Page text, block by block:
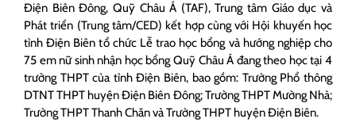
Điện Biên Đông, Quỹ Châu Á (TAF), Trung tâm Giáo dục và
Phát triển (Trung tâm/CED) kết hợp cùng với Hội khuyến học
tỉnh Điện Biên tổ chức Lễ trao học bổng và hướng nghiệp cho
75 em nữ sinh nhận học bổng Quỹ Châu Á đang theo học tại 4
trường THPT của tỉnh Điện Biên, bao gồm: Trường Phổ thông
DTNT THPT huyện Điện Biên Đông; Trường THPT Mường Nhà;
Trường THPT Thanh Chăn và Trường THPT huyện Điện Biên.